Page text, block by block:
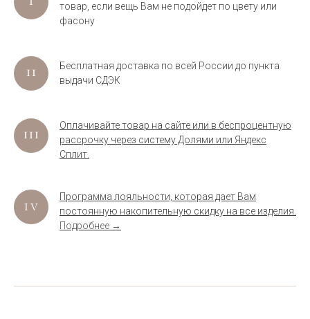
товар, если вещь Вам не подойдет по цвету или
фасону
Бесплатная доставка по всей России до пункта
выдачи СДЭК
Оплачивайте товар на сайте или в беспроцентную
рассрочку через систему Долями или Яндекс
Сплит.
Программа лояльности, которая дает Вам
постоянную накопительную скидку на все изделия.
Подробнее →